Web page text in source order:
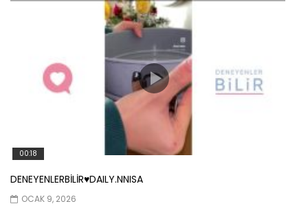
00:18
DENEYENLERBİLİR♥️DAILY.NNISA
OCAK 9, 2026